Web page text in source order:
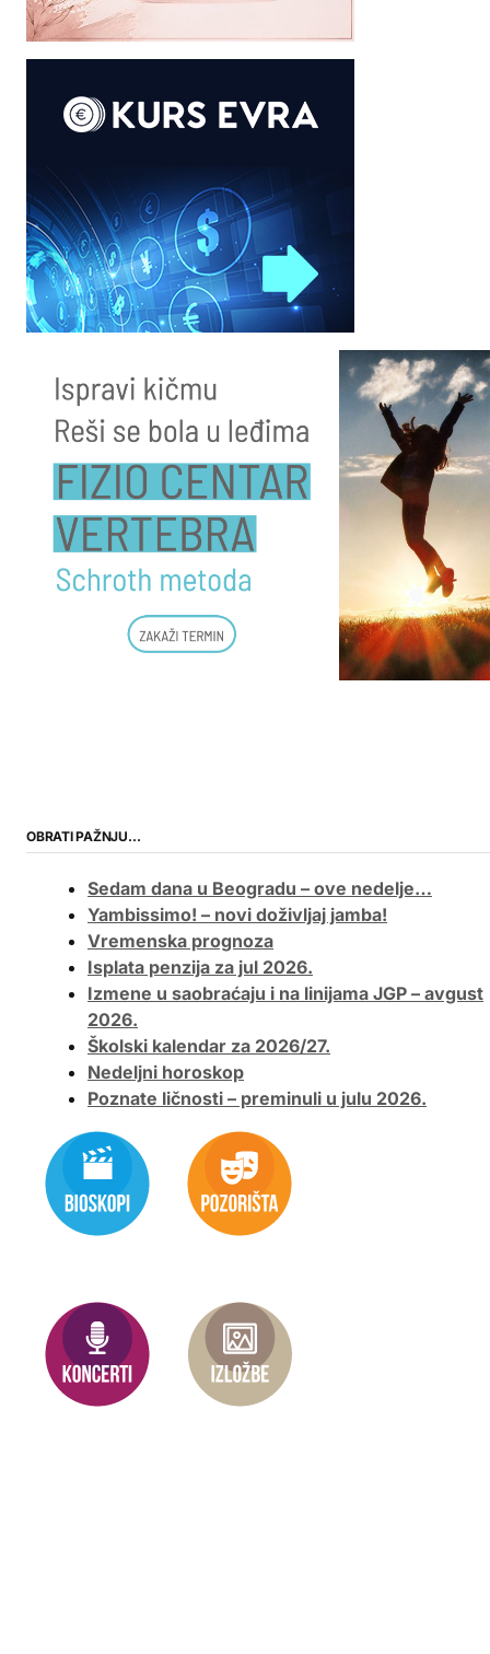
OBRATI PAŽNJU…
Sedam dana u Beogradu – ove nedelje…
Yambissimo! – novi doživljaj jamba!
Vremenska prognoza
Isplata penzija za jul 2026.
Izmene u saobraćaju i na linijama JGP – avgust
2026.
Školski kalendar za 2026/27.
Nedeljni horoskop
Poznate ličnosti – preminuli u julu 2026.